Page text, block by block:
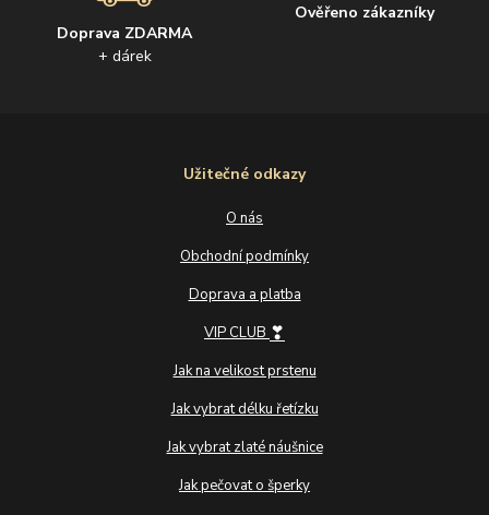
Doprava ZDARMA
+ dárek
Ověřeno zákazníky
Užitečné odkazy
O nás
Obchodní podmínky
Doprava a platba
VIP CLUB ❣
Jak na velikost prstenu
Jak vybrat délku řetízku
Jak vybrat zlaté náušnice
Jak pečovat o šperky